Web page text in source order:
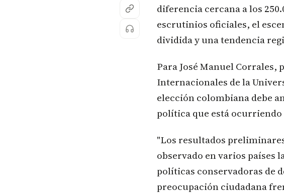
diferencia cercana a los
escrutinios oficiales, el
dividida y una tendencia
Para José Manuel Corrales,
Internacionales de la
elección colombiana debe
política que está
"Los resultados
observado en varios
políticas conservadoras de
preocupación ciudadana